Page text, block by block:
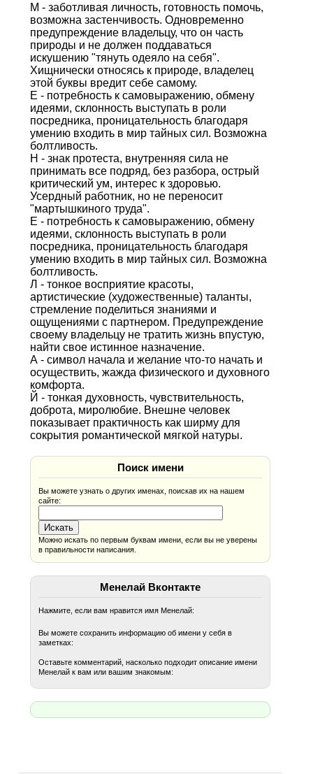
М - заботливая личность, готовность помочь,
возможна застенчивость. Одновременно
предупреждение владельцу, что он часть
природы и не должен поддаваться
искушению "тянуть одеяло на себя".
Хищнически относясь к природе, владелец
этой буквы вредит себе самому.
Е - потребность к самовыражению, обмену
идеями, склонность выступать в роли
посредника, проницательность благодаря
умению входить в мир тайных сил. Возможна
болтливость.
Н - знак протеста, внутренняя сила не
принимать все подряд, без разбора, острый
критический ум, интерес к здоровью.
Усердный работник, но не переносит
"мартышкиного труда".
Е - потребность к самовыражению, обмену
идеями, склонность выступать в роли
посредника, проницательность благодаря
умению входить в мир тайных сил. Возможна
болтливость.
Л - тонкое восприятие красоты,
артистические (художественные) таланты,
стремление поделиться знаниями и
ощущениями с партнером. Предупреждение
своему владельцу не тратить жизнь впустую,
найти свое истинное назначение.
А - символ начала и желание что-то начать и
осуществить, жажда физического и духовного
комфорта.
Й - тонкая духовность, чувствительность,
доброта, миролюбие. Внешне человек
показывает практичность как ширму для
сокрытия романтической мягкой натуры.
Поиск имени
Вы можете узнать о других именах, поискав их на нашем
сайте:
Можно искать по первым буквам имени, если вы не уверены
в правильности написания.
Менелай Вконтакте
Нажмите, если вам нравится имя Менелай:
Вы можете сохранить информацию об имени у себя в
заметках:
Оставьте комментарий, насколько подходит описание имени
Менелай к вам или вашим знакомым: